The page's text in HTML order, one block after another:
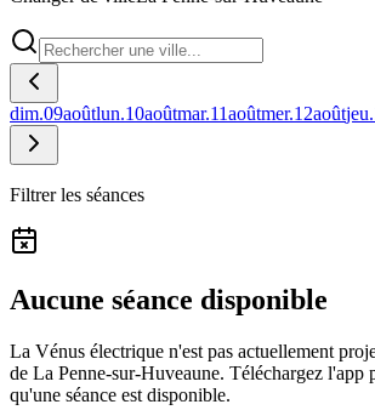
dim.09aoûtlun.10aoûtmar.11aoûtmer.12aoûtjeu.
Filtrer les séances
Aucune séance disponible
La Vénus électrique n'est pas actuellement
de La Penne-sur-Huveaune. Téléchargez l'app
qu'une séance est disponible.